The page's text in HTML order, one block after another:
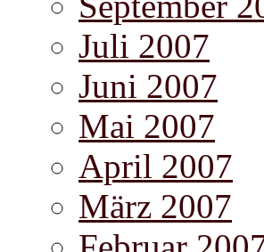
Juli 2007
Juni 2007
Mai 2007
April 2007
März 2007